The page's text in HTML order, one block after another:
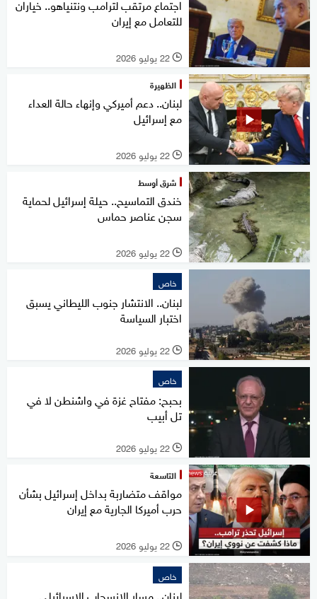
اجتماع مرتقب لترامب ونتنياهو.. خياران
للتعامل مع إيران
l 22 يوليو 2026
الظهيرة
لبنان.. دعم أميركي وإنهاء حالة العداء
مع إسرائيل
l 22 يوليو 2026
شرق أوسط
خندق التماسيح.. حيلة إسرائيل لحماية
سجن عناصر حماس
l 22 يوليو 2026
خاص
لبنان.. الانتشار جنوب الليطاني يسبق
اختبار السياسة
l 22 يوليو 2026
خاص
بحبح: مفتاح غزة في واشنطن لا في
تل أبيب
l 22 يوليو 2026
التاسعة
مواقف متضاربة بداخل إسرائيل بشأن
حرب أميركا الجارية مع إيران
l 22 يوليو 2026
خاص
لبنان.. مسار الانسحاب الإسرائيلي